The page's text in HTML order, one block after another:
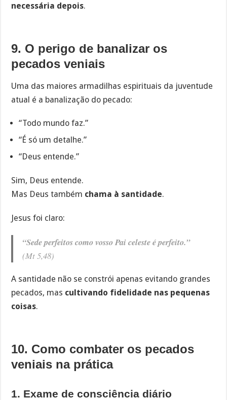
necessária depois.
9. O perigo de banalizar os
pecados veniais
Uma das maiores armadilhas espirituais da juventude
atual é a banalização do pecado:
“Todo mundo faz.”
“É só um detalhe.”
“Deus entende.”
Sim, Deus entende.
Mas Deus também chama à santidade.
Jesus foi claro:
“Sede perfeitos como vosso Pai celeste é perfeito.”
(Mt 5,48)
A santidade não se constrói apenas evitando grandes
pecados, mas cultivando fidelidade nas pequenas
coisas.
10. Como combater os pecados
veniais na prática
1. Exame de consciência diário